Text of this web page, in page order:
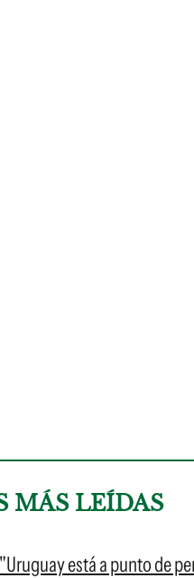
MÁS LEÍDAS
"Uruguay está a punto de